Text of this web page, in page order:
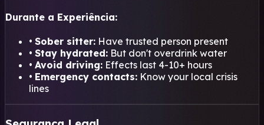
Durante a Experiência:
• Sober sitter: Have trusted person present
• Stay hydrated: But don't overdrink water
• Avoid driving: Effects last 4-10+ hours
• Emergency contacts: Know your local crisis
lines